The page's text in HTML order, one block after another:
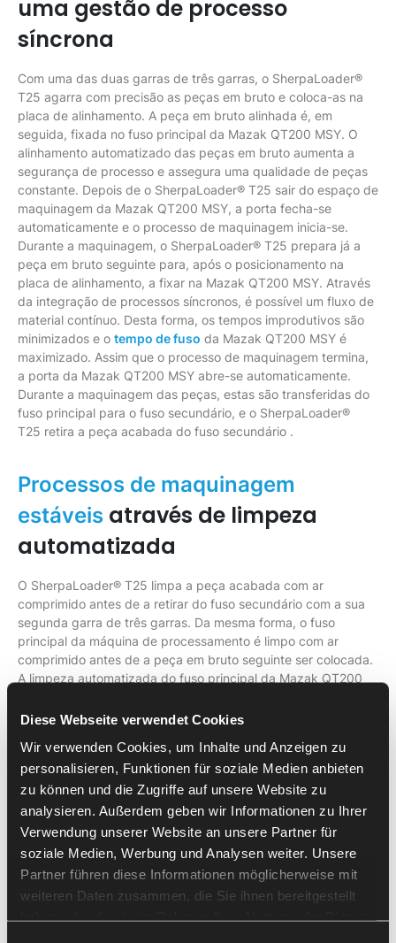
Diese Webseite verwendet Cookies
Wir verwenden Cookies, um Inhalte und Anzeigen zu
personalisieren, Funktionen für soziale Medien anbieten
zu können und die Zugriffe auf unsere Website zu
analysieren. Außerdem geben wir Informationen zu Ihrer
Verwendung unserer Website an unsere Partner für
soziale Medien, Werbung und Analysen weiter. Unsere
Partner führen diese Informationen möglicherweise mit
weiteren Daten zusammen, die Sie ihnen bereitgestellt
haben oder die sie im Rahmen Ihrer Nutzung der Dienste
uma gestão de processo
síncrona
Com uma das duas garras de três garras, o SherpaLoader®
T25 agarra com precisão as peças em bruto e coloca-as na
placa de alinhamento. A peça em bruto alinhada é, em
seguida, fixada no fuso principal da Mazak QT200 MSY. O
alinhamento automatizado das peças em bruto aumenta a
segurança de processo e assegura uma qualidade de peças
constante. Depois de o SherpaLoader® T25 sair do espaço de
maquinagem da Mazak QT200 MSY, a porta fecha-se
automaticamente e o processo de maquinagem inicia-se.
Durante a maquinagem, o SherpaLoader® T25 prepara já a
peça em bruto seguinte para, após o posicionamento na
placa de alinhamento, a fixar na Mazak QT200 MSY. Através
da integração de processos síncronos, é possível um fluxo de
material contínuo. Desta forma, os tempos improdutivos são
minimizados e o tempo de fuso da Mazak QT200 MSY é
maximizado. Assim que o processo de maquinagem termina,
a porta da Mazak QT200 MSY abre-se automaticamente.
Durante a maquinagem das peças, estas são transferidas do
fuso principal para o fuso secundário, e o SherpaLoader®
T25 retira a peça acabada do fuso secundário .
Processos de maquinagem
estáveis através de limpeza
automatizada
O SherpaLoader® T25 limpa a peça acabada com ar
comprimido antes de a retirar do fuso secundário com a sua
segunda garra de três garras. Da mesma forma, o fuso
principal da máquina de processamento é limpo com ar
comprimido antes de a peça em bruto seguinte ser colocada.
A limpeza automatizada do fuso principal da Mazak QT200
fluido de corte. Desta forma, garante-se a segurança de
a precisão dimensional das peças. Além disso, reduz-se o
desgaste de componentes da máquina causado por sujidade.
Isto resulta em intervalos de manutenção mais longos e
promove a rentabilidade da produção. Durante a remoção da
peça acabada do fuso secundário, o robô transporta já a
peça em bruto seguinte para a fixar no fuso principal da
Mazak QT200 MSY. A peça acabada é novamente
depositada no armazém de material e o SherpaLoader® T25
prepara a peça em bruto seguinte.